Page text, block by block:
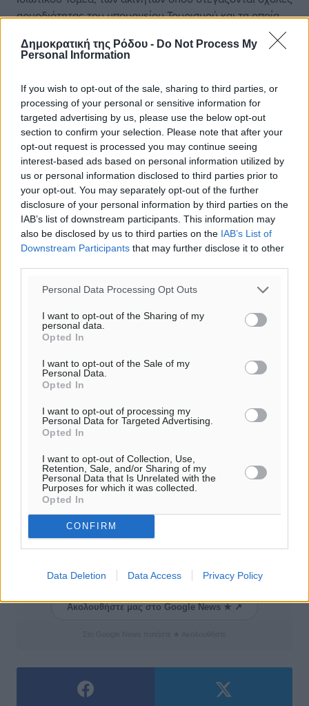
Δημοκρατική της Ρόδου - Do Not Process My
Personal Information
If you wish to opt-out of the sale, sharing to third parties, or
processing of your personal or sensitive information for
targeted advertising by us, please use the below opt-out
section to confirm your selection. Please note that after your
opt-out request is processed you may continue seeing
interest-based ads based on personal information utilized by
us or personal information disclosed to third parties prior to
your opt-out. You may separately opt-out of the further
disclosure of your personal information by third parties on the
IAB’s list of downstream participants. This information may
also be disclosed by us to third parties on the IAB’s List of
Downstream Participants that may further disclose it to other
Personal Data Processing Opt Outs
I want to opt-out of the Sharing of my
personal data.
Opted In
I want to opt-out of the Sale of my
Personal Data.
Opted In
I want to opt-out of processing my
Personal Data for Targeted Advertising.
Opted In
I want to opt-out of Collection, Use,
Retention, Sale, and/or Sharing of my
Personal Data that Is Unrelated with the
Purposes for which it was collected.
Opted In
CONFIRM
Data Deletion Data Access Privacy Policy
αρμοδιότητας του υπουργείου Τουρισμού και τα οποία
διαθέτουν άδεια δόμησης ξενοδοχείου. Ταυτόχρονα,
υλοποιούμε προγράμματα για την αναβάθμιση
στον τουρισμό και μακροχρόνια ανέργων. Προβλέψαμε
με νόμο και την κατασκευή ειδικών κτιρίων για τη
στέγαση των εργαζομένων, ενώ παράλληλα η εφαρμογή
της ψηφια-κής κάρτας εργασίας στον τουρισμό ήδη
αποδίδει αποτελέσματα.
– Θεσπίσατε όρους και προϋποθέσεις στις
βραχυχρόνιες μισθώσεις. Πώς προχωράει η εφαρμογή
τους;
– Μεταξύ άλλων παρεμβάσεων που έχουμε κάνει είναι
και η θέσπιση λειτουργικών προδιαγραφών και
προδιαγραφών ασφαλείας για τα ακίνητα που
μισθώνονται βραχυχρόνια. Οι σχετικές ρυθμίσεις
τέθηκαν σε εφαρμογή από την 1η Οκτωβρίου του
τρέχοντος έτους. Πιστεύουμε ότι συμβάλλει καίρια στην
ανταγωνιστικότητας. Σύντομα θα ξεκινήσουν οι επιτόπιοι
έλεγχοι για τη διακρίβωση της συμμόρφωσης της
Πηγή:kathimerini.gr
#Χωροταξικό #Τουρισμός
Add Dimokratiki.gr on Google ↗
Ακολουθήστε μας στο Google News ★ ↗